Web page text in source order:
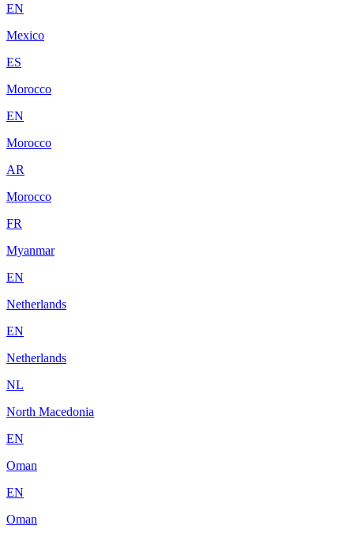
EN
Mexico
ES
Morocco
EN
Morocco
AR
Morocco
FR
Myanmar
EN
Netherlands
EN
Netherlands
NL
North Macedonia
EN
Oman
EN
Oman